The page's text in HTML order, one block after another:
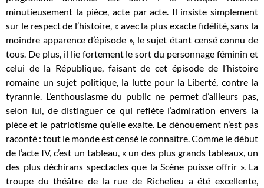
minutieusement la pièce, acte par acte. Il insiste simplement
sur le respect de l’histoire, « avec la plus exacte fidélité, sans la
moindre apparence d’épisode », le sujet étant censé connu de
tous. De plus, il lie fortement le sort du personnage féminin et
celui de la République, faisant de cet épisode de l’histoire
romaine un sujet politique, la lutte pour la Liberté, contre la
tyrannie. L’enthousiasme du public ne permet d’ailleurs pas,
selon lui, de distinguer ce qui reflète l’admiration envers la
pièce et le patriotisme qu’elle exalte. Le dénouement n’est pas
raconté : tout le monde est censé le connaître. Comme le début
de l’acte IV, c’est un tableau, « un des plus grands tableaux, un
des plus déchirans spectacles que la Scène puisse offrir ». La
troupe du théâtre de la rue de Richelieu a été excellente,